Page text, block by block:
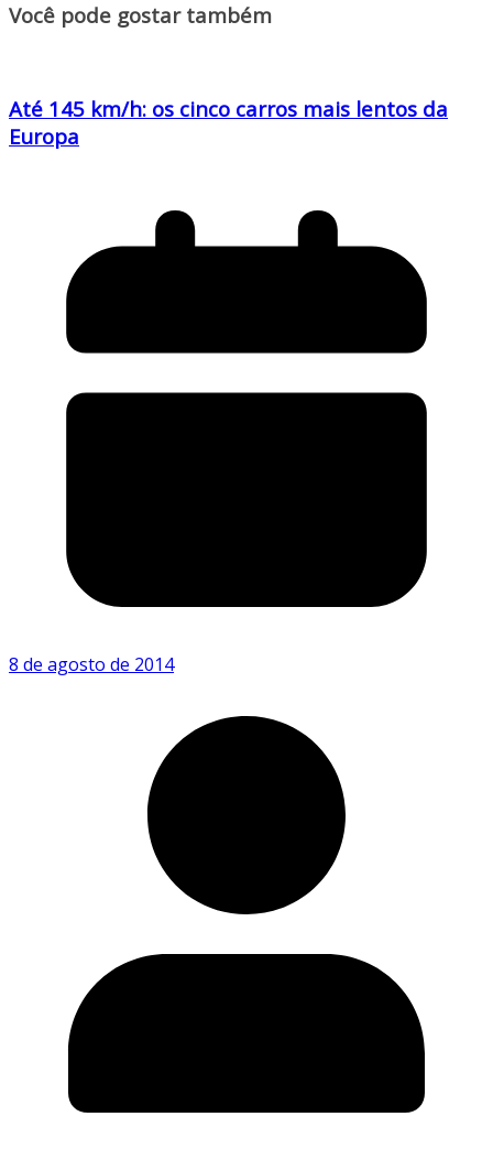
Você pode gostar também
Até 145 km/h: os cinco carros mais lentos da
Europa
8 de agosto de 2014